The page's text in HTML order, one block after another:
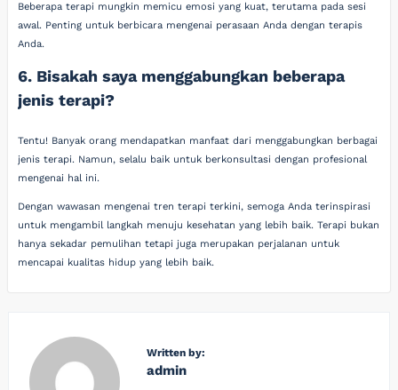
Beberapa terapi mungkin memicu emosi yang kuat, terutama pada sesi
awal. Penting untuk berbicara mengenai perasaan Anda dengan terapis
Anda.
6. Bisakah saya menggabungkan beberapa
jenis terapi?
Tentu! Banyak orang mendapatkan manfaat dari menggabungkan berbagai
jenis terapi. Namun, selalu baik untuk berkonsultasi dengan profesional
mengenai hal ini.
Dengan wawasan mengenai tren terapi terkini, semoga Anda terinspirasi
untuk mengambil langkah menuju kesehatan yang lebih baik. Terapi bukan
hanya sekadar pemulihan tetapi juga merupakan perjalanan untuk
mencapai kualitas hidup yang lebih baik.
Written by:
admin